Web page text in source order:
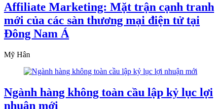
Affiliate Marketing: Mặt trận cạnh tranh
mới của các sàn thương mại điện tử tại
Đông Nam Á
Mỹ Hân
Ngành hàng không toàn cầu lập kỷ lục lợi
nhuận mới